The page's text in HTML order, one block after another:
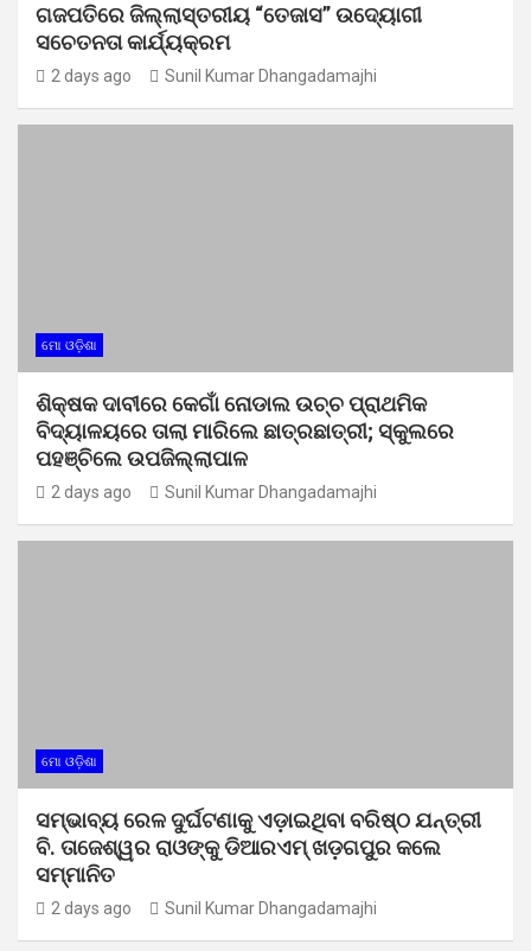
ଗଜପତିରେ ଜିଲ୍ଲାସ୍ତରୀୟ “ତେଜାସ” ଉଦ୍ୟୋଗୀ
ସଚେତନତା କାର୍ଯ୍ୟକ୍ରମ
2 days ago Sunil Kumar Dhangadamajhi
ମୋ ଓଡ଼ିଶା
ଶିକ୍ଷକ ଦାବୀରେ କେଗାଁ ନୋଡାଲ ଉଚ୍ଚ ପ୍ରାଥମିକ
ବିଦ୍ୟାଳୟରେ ତାଲା ମାରିଲେ ଛାତ୍ରଛାତ୍ରୀ; ସ୍କୁଲରେ
ପହଞ୍ଚିଲେ ଉପଜିଲ୍ଲାପାଳ
2 days ago Sunil Kumar Dhangadamajhi
ମୋ ଓଡ଼ିଶା
ସମ୍ଭାବ୍ୟ ରେଳ ଦୁର୍ଘଟଣାକୁ ଏଡ଼ାଇଥିବା ବରିଷ୍ଠ ଯନ୍ତ୍ରୀ
ବି. ତାଜେଶ୍ୱର ରାଓଙ୍କୁ ଡିଆରଏମ୍ ଖଡ଼ଗପୁର କଲେ
ସମ୍ମାନିତ
2 days ago Sunil Kumar Dhangadamajhi